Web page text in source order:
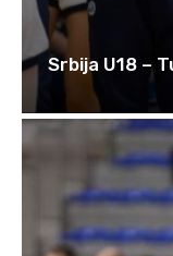
Srbija U18 –